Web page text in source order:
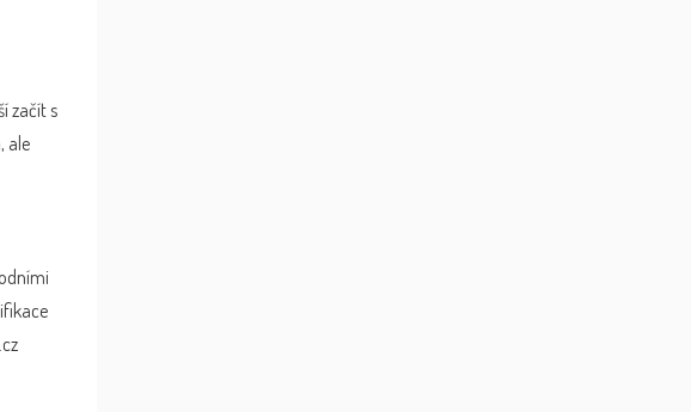
začít s
ale